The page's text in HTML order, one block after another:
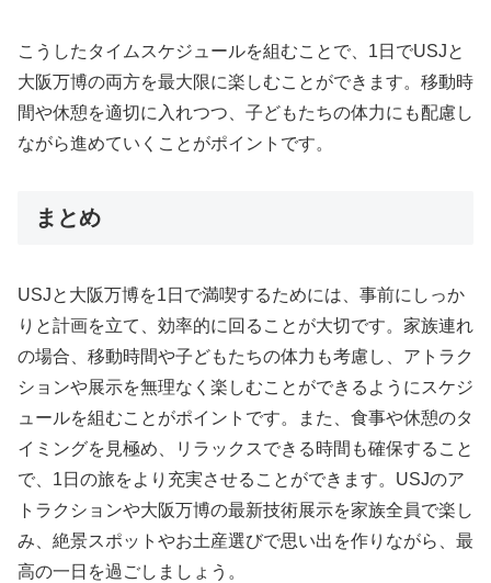
こうしたタイムスケジュールを組むことで、1日でUSJと
大阪万博の両方を最大限に楽しむことができます。移動時
間や休憩を適切に入れつつ、子どもたちの体力にも配慮し
ながら進めていくことがポイントです。
まとめ
USJと大阪万博を1日で満喫するためには、事前にしっか
りと計画を立て、効率的に回ることが大切です。家族連れ
の場合、移動時間や子どもたちの体力も考慮し、アトラク
ションや展示を無理なく楽しむことができるようにスケジ
ュールを組むことがポイントです。また、食事や休憩のタ
イミングを見極め、リラックスできる時間も確保すること
で、1日の旅をより充実させることができます。USJのア
トラクションや大阪万博の最新技術展示を家族全員で楽し
み、絶景スポットやお土産選びで思い出を作りながら、最
高の一日を過ごしましょう。